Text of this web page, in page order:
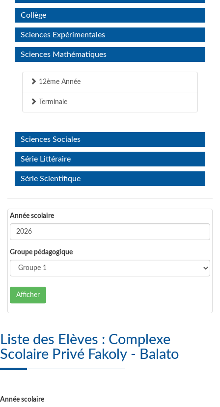
Collège
Sciences Expérimentales
Sciences Mathématiques
12ème Année
Terminale
Sciences Sociales
Série Littéraire
Série Scientifique
Année scolaire
Groupe pédagogique
Afficher
Liste des Elèves : Complexe
Scolaire Privé Fakoly - Balato
Année scolaire